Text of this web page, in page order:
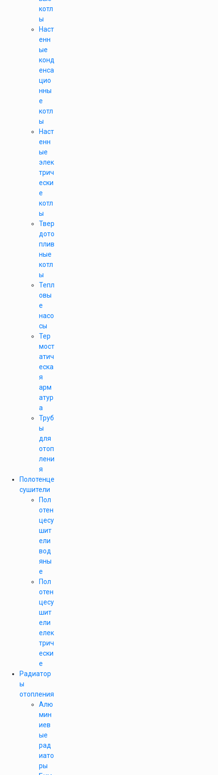
котл
ы
Наст
енн
ые
конд
енса
цио
нны
е
котл
ы
Наст
енн
ые
элек
трич
ески
е
котл
ы
Твер
дото
плив
ные
котл
ы
Тепл
овы
е
насо
сы
Тер
мост
атич
еска
я
арм
атур
а
Труб
ы
для
отоп
лени
я
Полотенце
сушители
Пол
отен
цесу
шит
ели
вод
яны
е
Пол
отен
цесу
шит
ели
елек
трич
ески
е
Радиатор
ы
отопления
Алю
мин
иев
ые
рад
иато
ры